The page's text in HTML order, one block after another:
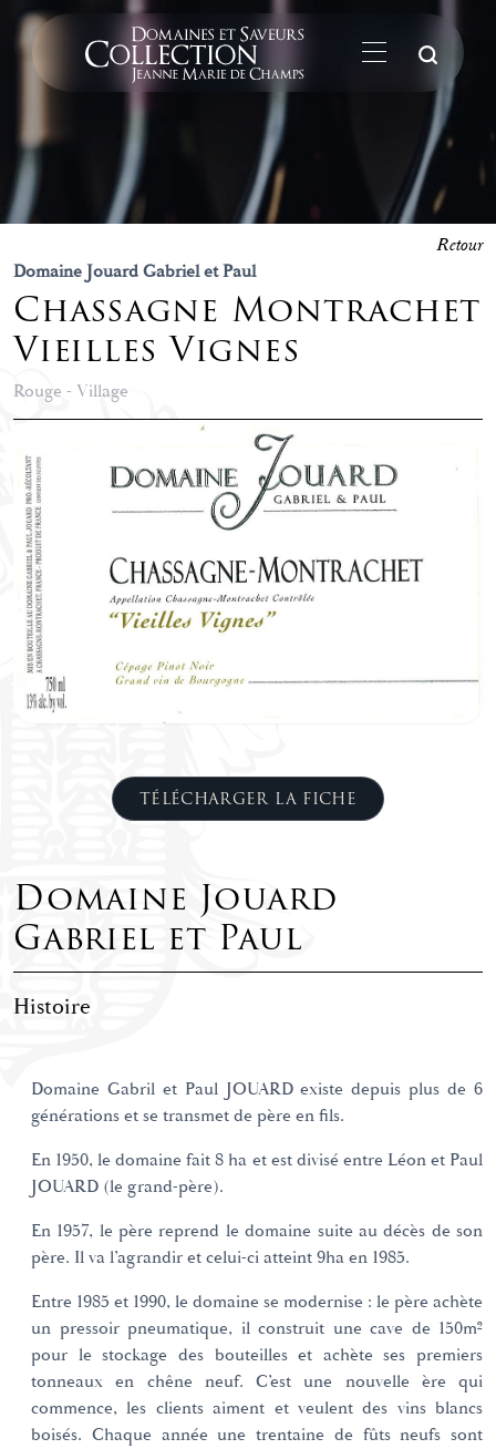
Domaine Jouard Gabriel et Paul
Chassagne Montrachet
Vieilles Vignes
Rouge - Village
Retour
TÉLÉCHARGER LA FICHE
Domaine Jouard
Gabriel et Paul
Histoire
Domaine Gabril et Paul JOUARD existe depuis plus de 6
générations et se transmet de père en fils.
En 1950, le domaine fait 8 ha et est divisé entre Léon et Paul
JOUARD (le grand-père).
En 1957, le père reprend le domaine suite au décès de son
père. Il va l’agrandir et celui-ci atteint 9ha en 1985.
Entre 1985 et 1990, le domaine se modernise : le père achète
un pressoir pneumatique, il construit une cave de 150m²
pour le stockage des bouteilles et achète ses premiers
tonneaux en chêne neuf. C’est une nouvelle ère qui
commence, les clients aiment et veulent des vins blancs
boisés. Chaque année une trentaine de fûts neufs sont